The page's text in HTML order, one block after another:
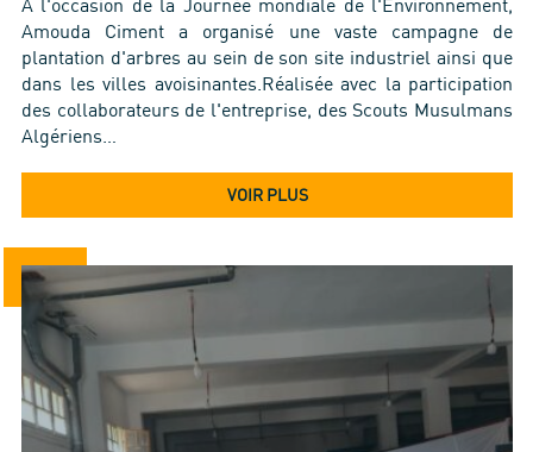
À l'occasion de la Journée mondiale de l'Environnement,
Amouda Ciment a organisé une vaste campagne de
plantation d'arbres au sein de son site industriel ainsi que
dans les villes avoisinantes.Réalisée avec la participation
des collaborateurs de l'entreprise, des Scouts Musulmans
Algériens…
VOIR PLUS